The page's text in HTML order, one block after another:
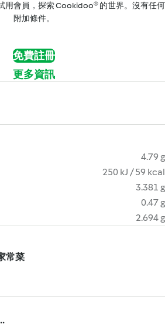
用會員，探索 Cookidoo® 的世界。沒有任何
附加條件。
免費註冊
更多資訊
4.79 g
250 kJ / 59 kcal
3.381 g
0.47 g
2.694 g
常菜